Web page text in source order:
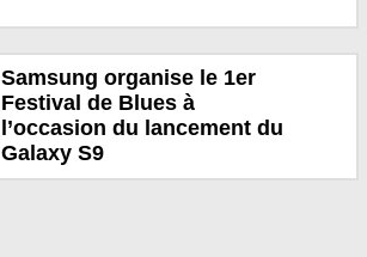
Samsung organise le 1er
Festival de Blues à
l’occasion du lancement du
Galaxy S9